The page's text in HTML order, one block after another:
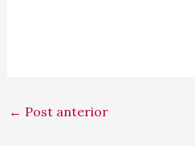
← Post anterior